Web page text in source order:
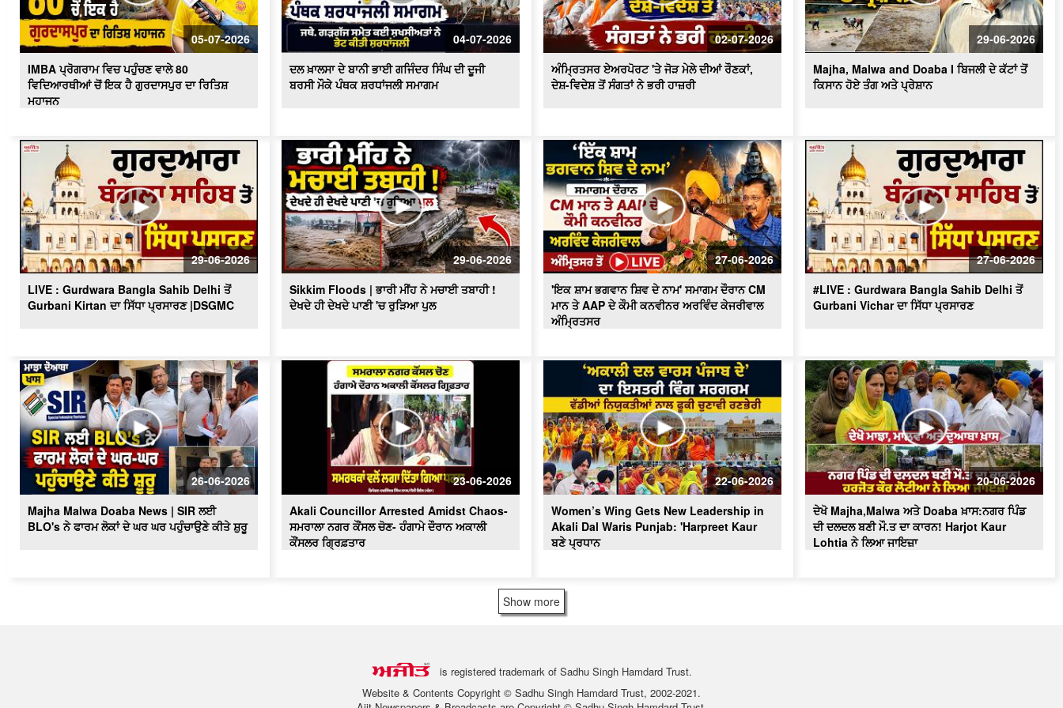
ਦੇਖੋ Majha,Malwa ਅਤੇ Doaba ਖ਼ਾਸ:ਨਗਰ
ਪਿੰਡ ਦੀ ਦਲਦਲ ਬਣੀ ਮੌ.ਤ ਦਾ ਕਾਰਨ! Harjot
Kaur Lohtia ਨੇ ਲਿਆ ਜਾਇਜ਼ਾ
05-07-2026
IMBA ਪ੍ਰੋਗਰਾਮ ਵਿਚ ਪਹੁੰਚਣ ਵਾਲੇ 80
ਵਿਦਿਆਰਥੀਆਂ ਚੋਂ ਇਕ ਹੈ ਗੁਰਦਾਸਪੁਰ ਦਾ ਰਿਤਿਸ਼
ਮਹਾਜਨ
04-07-2026
ਦਲ ਖ਼ਾਲਸਾ ਦੇ ਬਾਨੀ ਭਾਈ ਗਜਿੰਦਰ ਸਿੰਘ ਦੀ ਦੂਜੀ
ਬਰਸੀ ਮੌਕੇ ਪੰਥਕ ਸ਼ਰਧਾਂਜਲੀ ਸਮਾਗਮ
02-07-2026
ਅੰਮ੍ਰਿਤਸਰ ਏਅਰਪੋਰਟ 'ਤੇ ਜੋੜ ਮੇਲੇ ਦੀਆਂ ਰੌਣਕਾਂ,
ਦੇਸ਼-ਵਿਦੇਸ਼ ਤੋਂ ਸੰਗਤਾਂ ਨੇ ਭਰੀ ਹਾਜ਼ਰੀ
29-06-2026
Majha, Malwa and Doaba I ਬਿਜਲੀ ਦੇ ਕੱਟਾਂ ਤੋਂ
ਕਿਸਾਨ ਹੋਏ ਤੰਗ ਅਤੇ ਪ੍ਰੇਸ਼ਾਨ
29-06-2026
LIVE : Gurdwara Bangla Sahib Delhi ਤੋਂ
Gurbani Kirtan ਦਾ ਸਿੱਧਾ ਪ੍ਰਸਾਰਣ |DSGMC
29-06-2026
Sikkim Floods | ਭਾਰੀ ਮੀਂਹ ਨੇ ਮਚਾਈ ਤਬਾਹੀ !
ਦੇਖਦੇ ਹੀ ਦੇਖਦੇ ਪਾਣੀ 'ਚ ਰੁੜਿਆ ਪੁਲ
27-06-2026
'ਇਕ ਸ਼ਾਮ ਭਗਵਾਨ ਸ਼ਿਵ ਦੇ ਨਾਮ' ਸਮਾਗਮ ਦੌਰਾਨ CM
ਮਾਨ ਤੇ AAP ਦੇ ਕੌਮੀ ਕਨਵੀਨਰ ਅਰਵਿੰਦ ਕੇਜਰੀਵਾਲ
ਅੰਮ੍ਰਿਤਸਰ
27-06-2026
#LIVE : Gurdwara Bangla Sahib Delhi ਤੋਂ
Gurbani Vichar ਦਾ ਸਿੱਧਾ ਪ੍ਰਸਾਰਣ
26-06-2026
Majha Malwa Doaba News | SIR ਲਈ
BLO's ਨੇ ਫਾਰਮ ਲੋਕਾਂ ਦੇ ਘਰ ਘਰ ਪਹੁੰਚਾਉਣੇ ਕੀਤੇ ਸ਼ੁਰੂ
23-06-2026
Akali Councillor Arrested Amidst Chaos-
ਸਮਰਾਲਾ ਨਗਰ ਕੌਂਸਲ ਚੋਣ- ਹੰਗਾਮੇ ਦੌਰਾਨ ਅਕਾਲੀ
ਕੌਂਸਲਰ ਗ੍ਰਿਫ਼ਤਾਰ
22-06-2026
Women’s Wing Gets New Leadership in
Akali Dal Waris Punjab: 'Harpreet Kaur
ਬਣੇ ਪ੍ਰਧਾਨ
20-06-2026
ਦੇਖੋ Majha,Malwa ਅਤੇ Doaba ਖ਼ਾਸ:ਨਗਰ ਪਿੰਡ
ਦੀ ਦਲਦਲ ਬਣੀ ਮੌ.ਤ ਦਾ ਕਾਰਨ! Harjot Kaur
Lohtia ਨੇ ਲਿਆ ਜਾਇਜ਼ਾ
Show more
is registered trademark of Sadhu Singh Hamdard Trust.
Website & Contents Copyright © Sadhu Singh Hamdard Trust, 2002-2021.